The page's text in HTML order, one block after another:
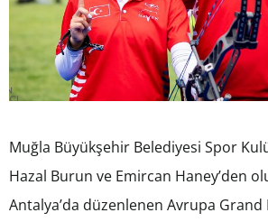
Muğla Büyükşehir Belediyesi Spor
Hazal Burun ve Emircan Haney’den
Antalya’da düzenlenen Avrupa Grand